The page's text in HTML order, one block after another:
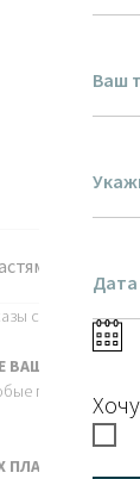
сразу, а
ВАША